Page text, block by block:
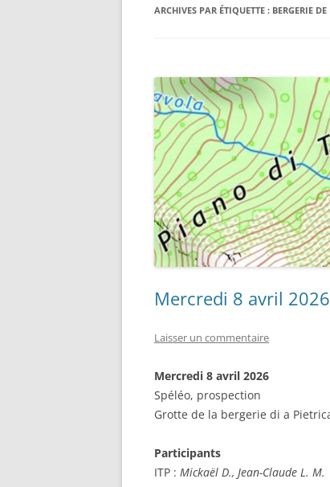
ARCHIVES PAR ÉTIQUETTE : BERGERIE
Mercredi 8 avril
Laisser un commentaire
Mercredi 8 avril 2026
Spéléo, prospection
Grotte de la bergerie di a
Participants
ITP : Mickaël D., Jean-Claude L. M.